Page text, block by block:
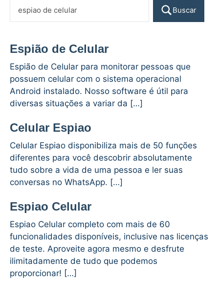
Buscar
Espião de Celular
Espião de Celular para monitorar pessoas que
possuem celular com o sistema operacional
Android instalado. Nosso software é útil para
diversas situações a variar da […]
Celular Espiao
Celular Espiao disponibiliza mais de 50 funções
diferentes para você descobrir absolutamente
tudo sobre a vida de uma pessoa e ler suas
conversas no WhatsApp. […]
Espiao Celular
Espiao Celular completo com mais de 60
funcionalidades disponíveis, inclusive nas licenças
de teste. Aproveite agora mesmo e desfrute
ilimitadamente de tudo que podemos
proporcionar! […]